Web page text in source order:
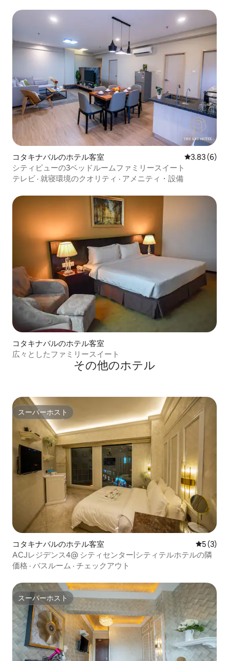
コタキナバルのホテル客室 レビュー6
3.83 (6)
シティビューの3ベッドルームファミリースイート
テレビ · 就寝環境のクオリティ · アメニティ・設備
コタキナバルのホテル客室
広々としたファミリースイート
その他のホテル
スーパーホスト
スーパーホスト
コタキナバルのホテル客室 レビュー
5 (3)
ACJレジデンス4@ シティセンター|シティテルホテルの隣
価格 · バスルーム · チェックアウト
スーパーホスト
スーパーホスト